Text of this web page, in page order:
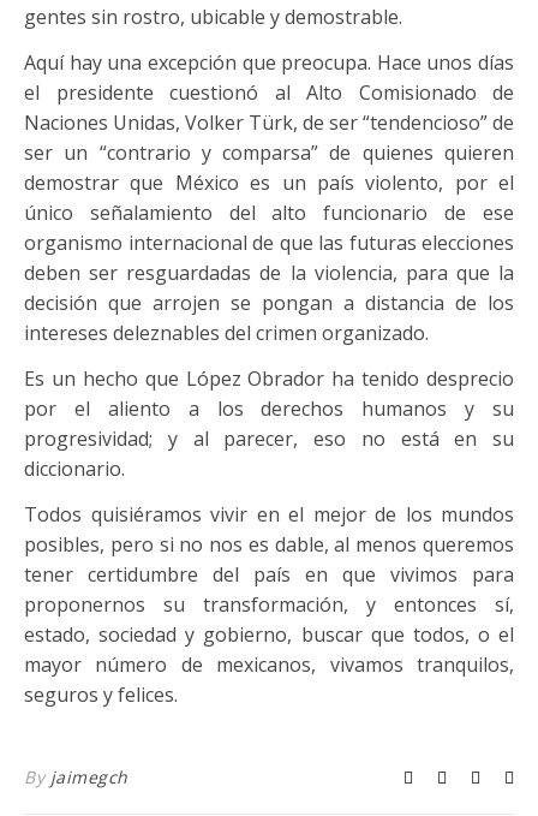
gentes sin rostro, ubicable y demostrable.
Aquí hay una excepción que preocupa. Hace unos días
el presidente cuestionó al Alto Comisionado de
Naciones Unidas, Volker Türk, de ser “tendencioso” de
ser un “contrario y comparsa” de quienes quieren
demostrar que México es un país violento, por el
único señalamiento del alto funcionario de ese
organismo internacional de que las futuras elecciones
deben ser resguardadas de la violencia, para que la
decisión que arrojen se pongan a distancia de los
intereses deleznables del crimen organizado.
Es un hecho que López Obrador ha tenido desprecio
por el aliento a los derechos humanos y su
progresividad; y al parecer, eso no está en su
diccionario.
Todos quisiéramos vivir en el mejor de los mundos
posibles, pero si no nos es dable, al menos queremos
tener certidumbre del país en que vivimos para
proponernos su transformación, y entonces sí,
estado, sociedad y gobierno, buscar que todos, o el
mayor número de mexicanos, vivamos tranquilos,
seguros y felices.
By jaimegch